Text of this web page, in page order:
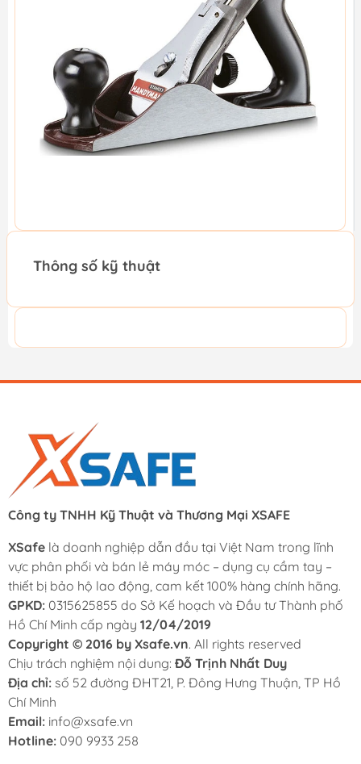
Thông số kỹ thuật
Công ty TNHH Kỹ Thuật và Thương Mại XSAFE
XSafe là doanh nghiệp dẫn đầu tại Việt Nam trong lĩnh
vực phân phối và bán lẻ máy móc – dụng cụ cầm tay –
thiết bị bảo hộ lao động, cam kết 100% hàng chính hãng.
GPKD: 0315625855 do Sở Kế hoạch và Đầu tư Thành phố
Hồ Chí Minh cấp ngày 12/04/2019
Copyright © 2016 by Xsafe.vn. All rights reserved
Chịu trách nghiệm nội dung: Đỗ Trịnh Nhất Duy
Địa chỉ: số 52 đường ĐHT21, P. Đông Hưng Thuận, TP Hồ
Chí Minh
Email: info@xsafe.vn
Hotline: 090 9933 258